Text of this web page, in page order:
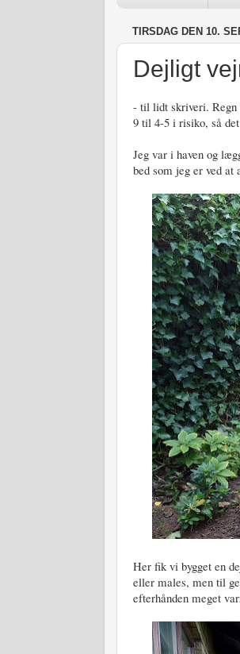
TIRSDAG DEN 10.
Dejligt
- til lidt skriveri. Regn
9 til 4-5 i risiko, så
Jeg var i haven og
bed som jeg er ved at
Her fik vi bygget en
eller males, men til
efterhånden meget